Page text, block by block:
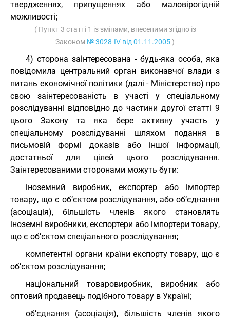
твердженнях, припущеннях або маловірогідній
можливості;
( Пункт 3 статті 1 із змінами, внесеними згідно із
Законом № 3028-IV від 01.11.2005)
4) сторона заінтересована - будь-яка особа, яка
повідомила центральний орган виконавчої влади з
питань економічної політики (далі - Міністерство) про
свою заінтересованість в участі у спеціальному
розслідуванні відповідно до частини другої статті 9
цього Закону та яка бере активну участь у
спеціальному розслідуванні шляхом подання в
письмовій формі доказів або іншої інформації,
достатньої для цілей цього розслідування.
Заінтересованими сторонами можуть бути:
іноземний виробник, експортер або імпортер
товару, що є об’єктом розслідування, або об’єднання
(асоціація), більшість членів якого становлять
іноземні виробники, експортери або імпортери товару,
що є об’єктом спеціального розслідування;
компетентні органи країни експорту товару, що є
об’єктом розслідування;
національний товаровиробник, виробник або
оптовий продавець подібного товару в Україні;
об’єднання (асоціація), більшість членів якого